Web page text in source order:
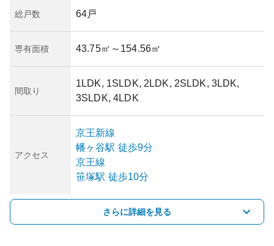
総戸数 64戸
専有面積 43.75㎡ ～154.56㎡
間取り
1LDK, 1SLDK, 2LDK, 2SLDK, 3LDK,
3SLDK, 4LDK
アクセス
京王新線
幡ヶ谷駅 徒歩9分
京王線
笹塚駅 徒歩10分
さらに詳細を見る